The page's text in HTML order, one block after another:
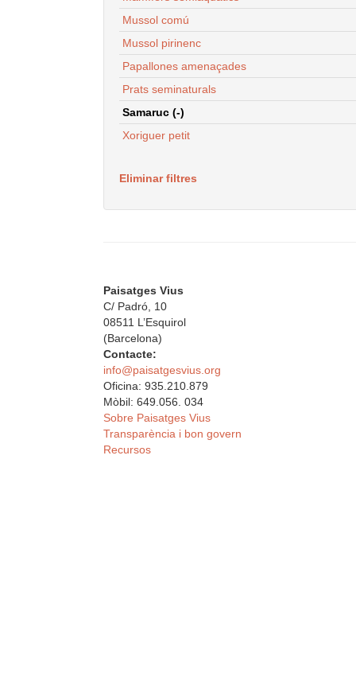
Mussol comú
Mussol pirinenc
Papallones amenaçades
Prats seminaturals
Samaruc (-)
Xoriguer petit
Eliminar filtres
Paisatges Vius
C/ Padró, 10
08511 L’Esquirol
(Barcelona)
Contacte:
info@paisatgesvius.org
Oficina: 935.210.879
Mòbil: 649.056. 034
Sobre Paisatges Vius
Transparència i bon govern
Recursos